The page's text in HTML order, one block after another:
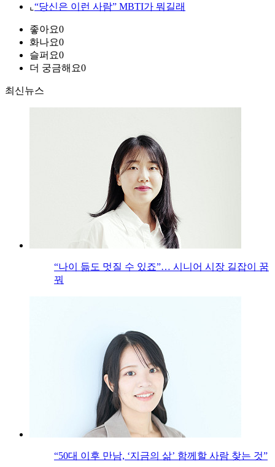
⌞ “당신은 이런 사람” MBTI가 뭐길래
좋아요0
화나요0
슬퍼요0
더 궁금해요0
최신뉴스
“나이 듦도 멋질 수 있죠”… 시니어 시장 길잡이 꿈
꿔
“50대 이후 만남, ‘지금의 삶’ 함께할 사람 찾는 것”